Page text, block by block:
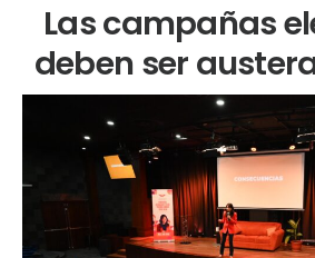
Las campañas
deben ser
la politóloga
conferencia
organizada por
Ciudadano